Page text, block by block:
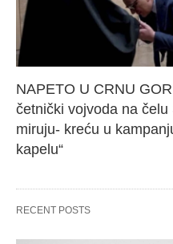
NAPETO U CRNU
četnički vojvoda na čelu
miruju- kreću u
kapelu“
RECENT POSTS